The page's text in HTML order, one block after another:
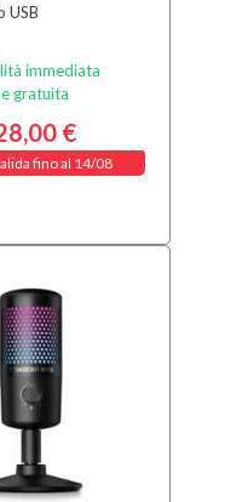
USB
immediata
gratuita
€
fino al 14/08